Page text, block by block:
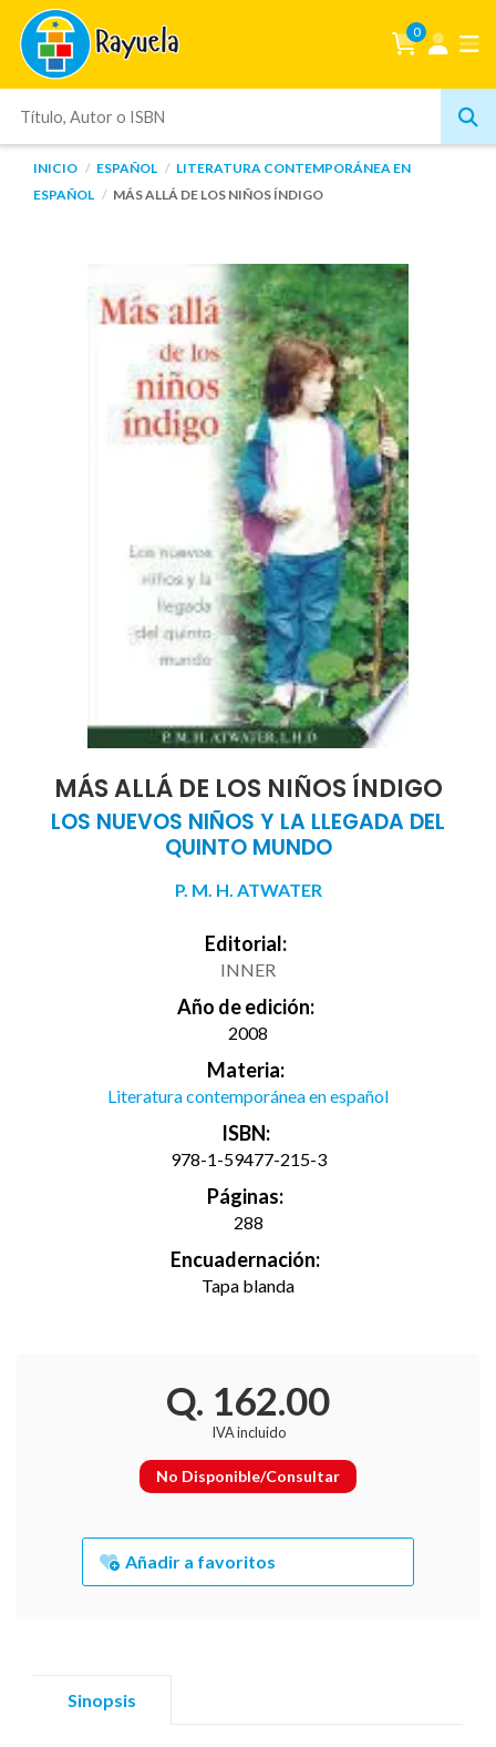
0
INICIO ESPAÑOL
LITERATURA CONTEMPORÁNEA EN
ESPAÑOL
MÁS ALLÁ DE LOS NIÑOS ÍNDIGO
MÁS ALLÁ DE LOS NIÑOS ÍNDIGO
LOS NUEVOS NIÑOS Y LA LLEGADA DEL
QUINTO MUNDO
P. M. H. ATWATER
Editorial:
INNER
Año de edición:
2008
Materia:
Literatura contemporánea en español
ISBN:
978-1-59477-215-3
Páginas:
288
Encuadernación:
Tapa blanda
Q. 162.00
IVA incluido
No Disponible/Consultar
Añadir a favoritos
Sinopsis